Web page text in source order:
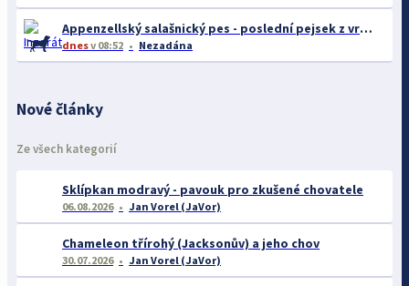
Appenzellský salašnický pes - poslední pejsek z vrhu B
dnesv 08:52 Nezadána
Nové články
Ze všech kategorií
Sklípkan modravý - pavouk pro zkušené chovatele
06.08.2026 Jan Vorel (JaVor)
Chameleon třírohý (Jacksonův) a jeho chov
30.07.2026 Jan Vorel (JaVor)